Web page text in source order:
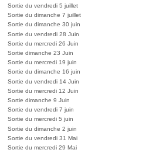
Sortie du vendredi 5 juillet
Sortie du dimanche 7 juillet
Sortie du dimanche 30 juin
Sortie du vendredi 28 Juin
Sortie du mercredi 26 Juin
Sortie dimanche 23 Juin
Sortie du mercredi 19 juin
Sortie du dimanche 16 juin
Sortie du vendredi 14 Juin
Sortie du mercredi 12 Juin
Sortie dimanche 9 Juin
Sortie du vendredi 7 juin
Sortie du mercredi 5 juin
Sortie du dimanche 2 juin
Sortie du vendredi 31 Mai
Sortie du mercredi 29 Mai